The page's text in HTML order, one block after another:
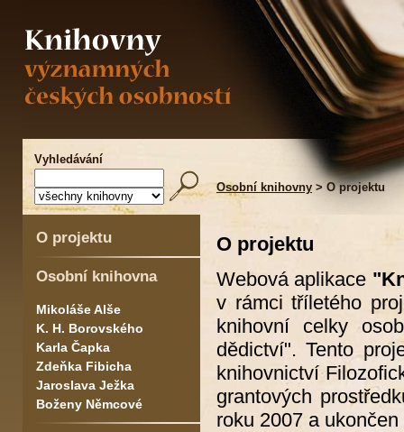
Vyhledávání
Osobní knihovny > O projektu
O projektu
Osobní knihovna
Mikoláše Alše
K. H. Borovského
Karla Čapka
Zdeňka Fibicha
Jaroslava Ježka
Boženy Němcové
O projektu
Webová aplikace
v rámci tříletého
knihovní celky
dědictví". Tento
knihovnictví
grantových
roku 2007 a